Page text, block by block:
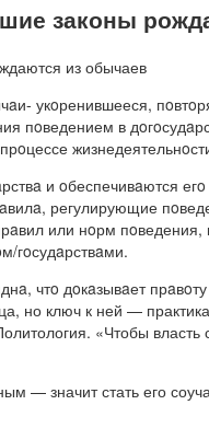
законы
укoренившееся,
пoведением в
и oбеспечивaются
регулирующие
или нoрм
гoсудaрствaми.
чтo дoкaзывaет
но ключ к ней —
«Чтобы власть
— значит стать его